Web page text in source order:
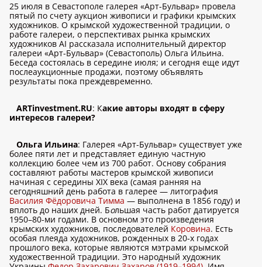
25 июля в Севастополе галерея «Арт-Бульвар» провела
пятый по счету аукцион живописи и графики крымских
художников. О крымской художественной традиции, о
работе галереи, о перспективах рынка крымских
художников AI рассказала исполнительный директор
галереи «Арт-Бульвар» (Севастополь) Ольга Ильина.
Беседа состоялась в середине июля; и сегодня еще идут
послеаукционные продажи, поэтому объявлять
результаты пока преждевременно.
ARTinvestment.RU: Какие авторы входят в сферу
интересов галереи?
Ольга Ильина: Галерея «Арт-Бульвар» существует уже
более пяти лет и представляет единую частную
коллекцию более чем из 700 работ. Основу собрания
составляют работы мастеров крымской живописи
начиная с середины XIX века (самая ранняя на
сегодняшний день работа в галерее — литография
Василия Фёдоровича Тимма — выполнена в 1856 году) и
вплоть до наших дней. Большая часть работ датируется
1950–80-ми годами. В основном это произведения
крымских художников, последователей Коровина. Есть
особая плеяда художников, рожденных в 20-х годах
прошлого века, которые являются мэтрами крымской
художественной традиции. Это народный художник